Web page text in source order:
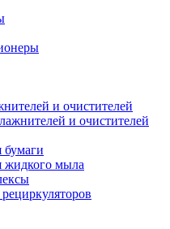
и очистителей
и очистителей
бумаги
жидкого мыла